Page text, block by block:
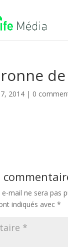
2014| 0
mail ne sera pas
indiqués avec *